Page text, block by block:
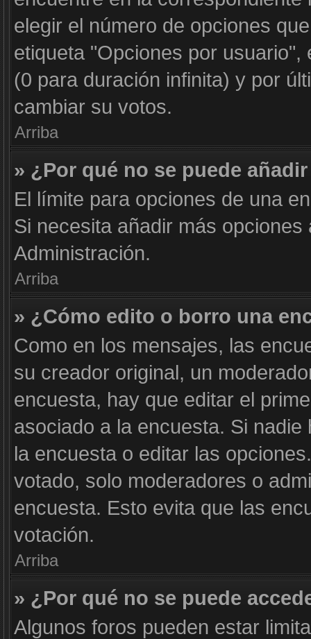
elegir el número de opciones
etiqueta "Opciones por
(0 para duración infinita) y por
cambiar su votos.
Arriba
» ¿Por qué no se puede
El límite para opciones de una
Si necesita añadir más
Administración.
Arriba
» ¿Cómo edito o borro una
Como en los mensajes, las
su creador original, un
encuesta, hay que editar el
asociado a la encuesta. Si
la encuesta o editar las
votado, solo moderadores o
encuesta. Esto evita que las
votación.
Arriba
» ¿Por qué no se puede
Algunos foros pueden estar